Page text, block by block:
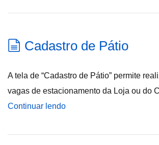
Cadastro de Pátio
A tela de “Cadastro de Pátio” permite
vagas de estacionamento da Loja ou do
Continuar lendo